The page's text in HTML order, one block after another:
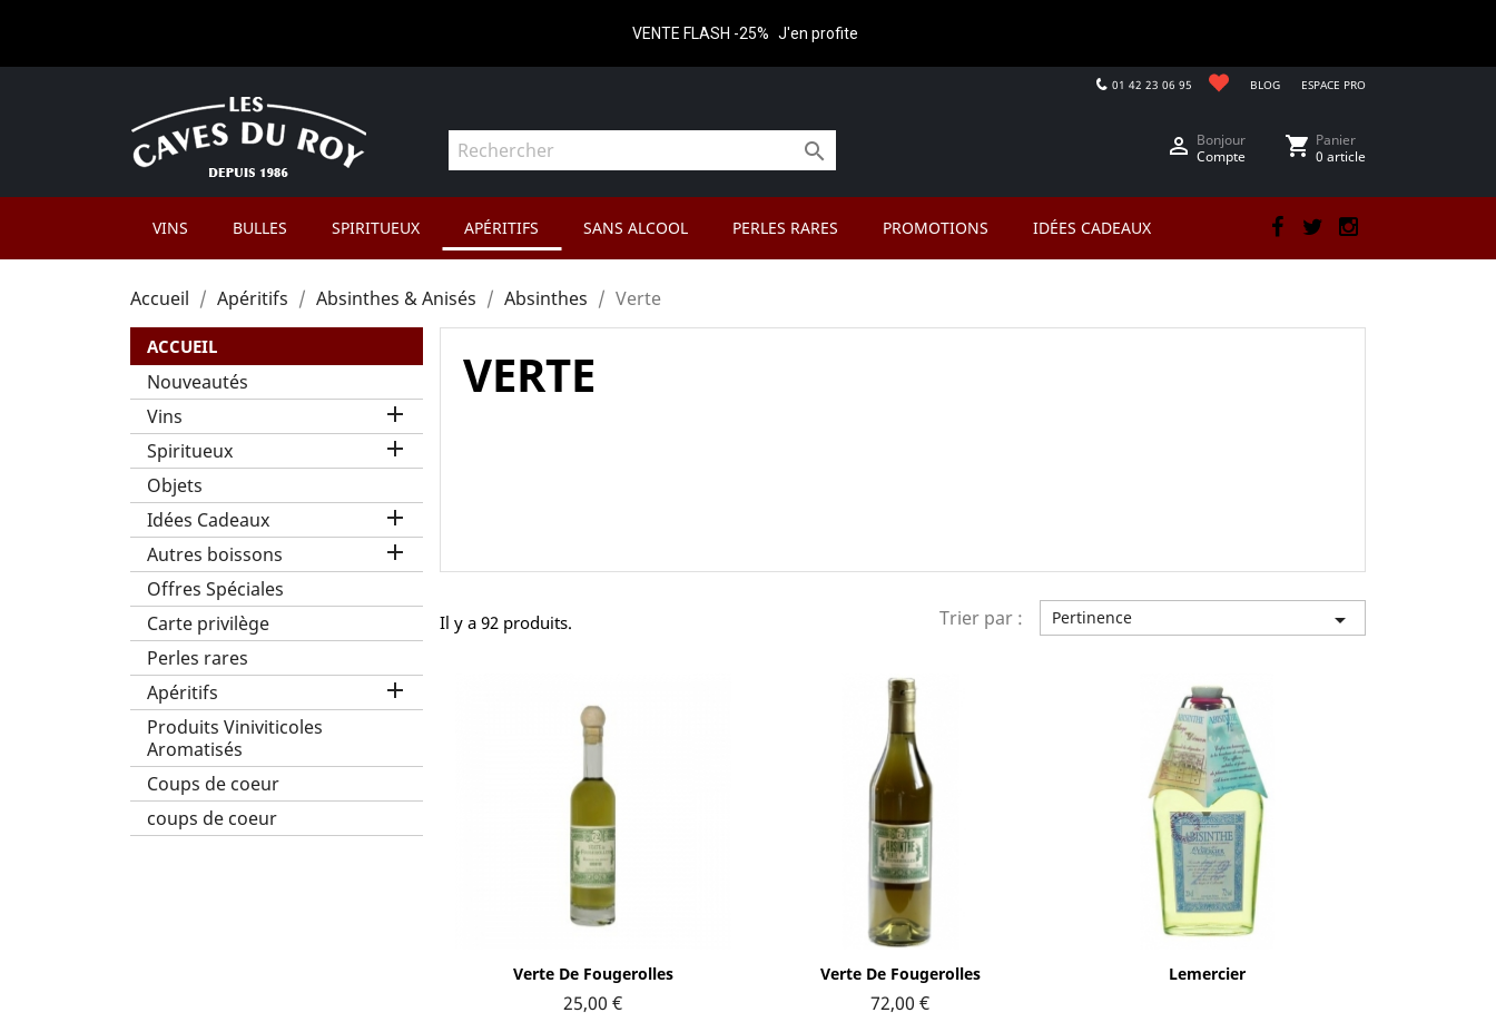
VENTE FLASH -25% J'en profite
BLOG ESPACE PRO
01 42 23 06 95
 shopping_cart Panier
0 article
 Bonjour
Compte
VINS BULLES SPIRITUEUX APÉRITIFS SANS ALCOOL PERLES RARES PROMOTIONS IDÉES CADEAUX Facebook
Accueil Apéritifs Absinthes & Anisés Absinthes Verte
ACCUEIL
Nouveautés
Vins

Spiritueux 
Objets
Idées Cadeaux

Autres boissons 
Offres Spéciales
Carte privilège
Perles rares
Apéritifs

Produits Viniviticoles
Aromatisés
Coups de coeur
coups de coeur
VERTE
Il y a 92 produits. Trier par : Pertinence 
Verte De Fougerolles
25,00 €
Aperçu rapide Verte De Fougerolles
72,00 €
Aperçu rapide Lemercier
Aperçu rapide